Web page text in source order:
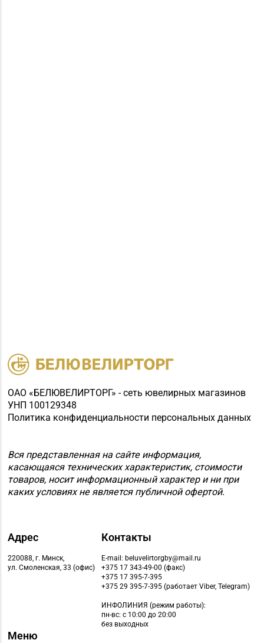
ОАО «БЕЛЮВЕЛИРТОРГ» - сеть ювелирных магазинов
УНП 100129348
Политика конфиденциальности персональных данных
Вся представленная на сайте информация,
касающаяся технических характеристик, стоимости
товаров, носит информационный характер и ни при
каких условиях не является публичной офертой.
Адрес
220088, г. Минск,
ул. Смоленская, 33 (офис)
Контакты
E-mail: beluvelirtorgby@mail.ru
+375 17 343-49-00 (факс)
+375 17 395-7-395
+375 29 395-7-395 (работает Viber, Telegram)
ИНФОЛИНИЯ (режим работы):
пн-вс: с 10:00 до 20:00
без выходных
Меню